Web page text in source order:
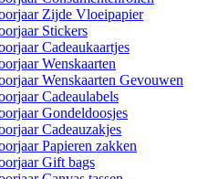
Zijde Vloeipapier
Stickers
Cadeaukaartjes
Wenskaarten
Wenskaarten Gevouwen
Cadeaulabels
Gondeldoosjes
Cadeauzakjes
Papieren zakken
Gift bags